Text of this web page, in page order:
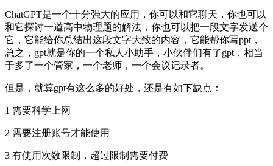
ChatGPT是一个十分强大的应用，你可以和它聊天，你也可以
和它探讨一道高中物理题的解法，你也可以把一段文字发送个
它，它能给你总结出这段文字大致的内容，它能帮你写ppt，
总之，gpt就是你的一个私人小助手，小伙伴们有了gpt，相当
于多了一个管家，一个老师，一个会议记录者。
但是，就算gpt有这么多的好处，还是有如下缺点：
1 需要科学上网
2 需要注册账号才能使用
3 有使用次数限制，超过限制需要付费